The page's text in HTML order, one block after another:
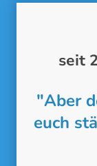
seit
"Aber
euch